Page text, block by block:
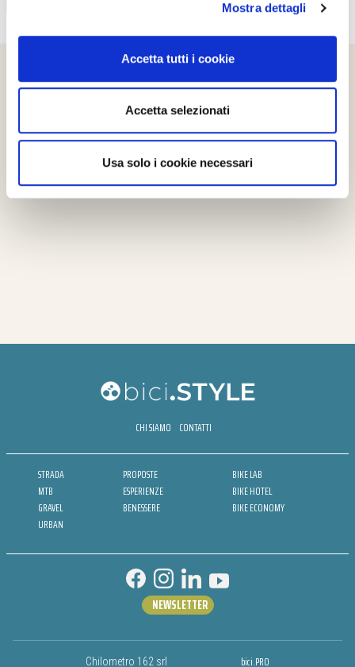
Mostra dettagli
Accetta tutti i cookie
Accetta selezionati
Usa solo i cookie necessari
CHI SIAMO CONTATTI
STRADA
MTB
GRAVEL
URBAN
PROPOSTE
ESPERIENZE
BENESSERE
BIKE LAB
BIKE HOTEL
BIKE ECONOMY
Chilometro 162 srl bici.PRO
NEWSLETTER